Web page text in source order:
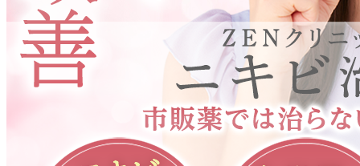
ZENクリニックについて
オンライン診療の流れ
ダイエットのお役立ちコラム
24時間受付！簡単30秒で予約完了
電話予約はこちら 0120-109-179